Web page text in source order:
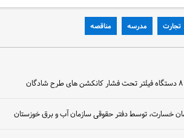
تجارت مدرسه مناقصه